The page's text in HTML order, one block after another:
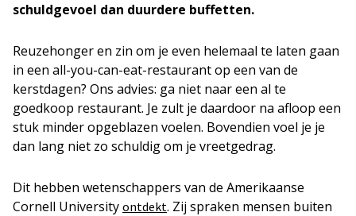
schuldgevoel dan duurdere buffetten.
Reuzehonger en zin om je even helemaal te laten gaan
in een all-you-can-eat-restaurant op een van de
kerstdagen? Ons advies: ga niet naar een al te
goedkoop restaurant. Je zult je daardoor na afloop een
stuk minder opgeblazen voelen. Bovendien voel je je
dan lang niet zo schuldig om je vreetgedrag.
Dit hebben wetenschappers van de Amerikaanse
Cornell University ontdekt. Zij spraken mensen buiten